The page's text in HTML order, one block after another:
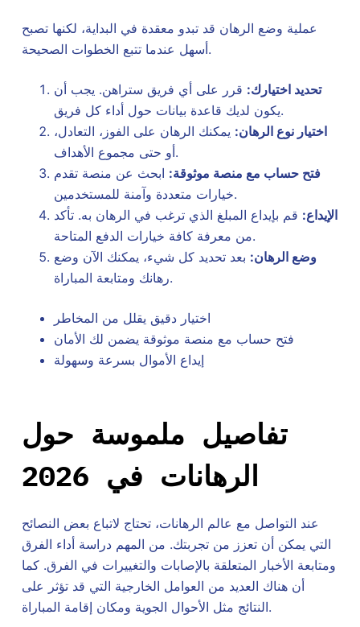
عملية وضع الرهان قد تبدو معقدة في البداية، لكنها تصبح
أسهل عندما تتبع الخطوات الصحيحة.
تحديد اختيارك: قرر على أي فريق ستراهن. يجب أن
يكون لديك قاعدة بيانات حول أداء كل فريق.
اختيار نوع الرهان: يمكنك الرهان على الفوز، التعادل،
أو حتى مجموع الأهداف.
فتح حساب مع منصة موثوقة: ابحث عن منصة تقدم
خيارات متعددة وآمنة للمستخدمين.
الإيداع: قم بإيداع المبلغ الذي ترغب في الرهان به. تأكد
من معرفة كافة خيارات الدفع المتاحة.
وضع الرهان: بعد تحديد كل شيء، يمكنك الآن وضع
رهانك ومتابعة المباراة.
اختيار دقيق يقلل من المخاطر
فتح حساب مع منصة موثوقة يضمن لك الأمان
إيداع الأموال بسرعة وسهولة
تفاصيل ملموسة حول
الرهانات في 2026
عند التواصل مع عالم الرهانات، تحتاج لاتباع بعض النصائح
التي يمكن أن تعزز من تجربتك. من المهم دراسة أداء الفرق
ومتابعة الأخبار المتعلقة بالإصابات والتغييرات في الفرق. كما
أن هناك العديد من العوامل الخارجية التي قد تؤثر على
النتائج مثل الأحوال الجوية ومكان إقامة المباراة.